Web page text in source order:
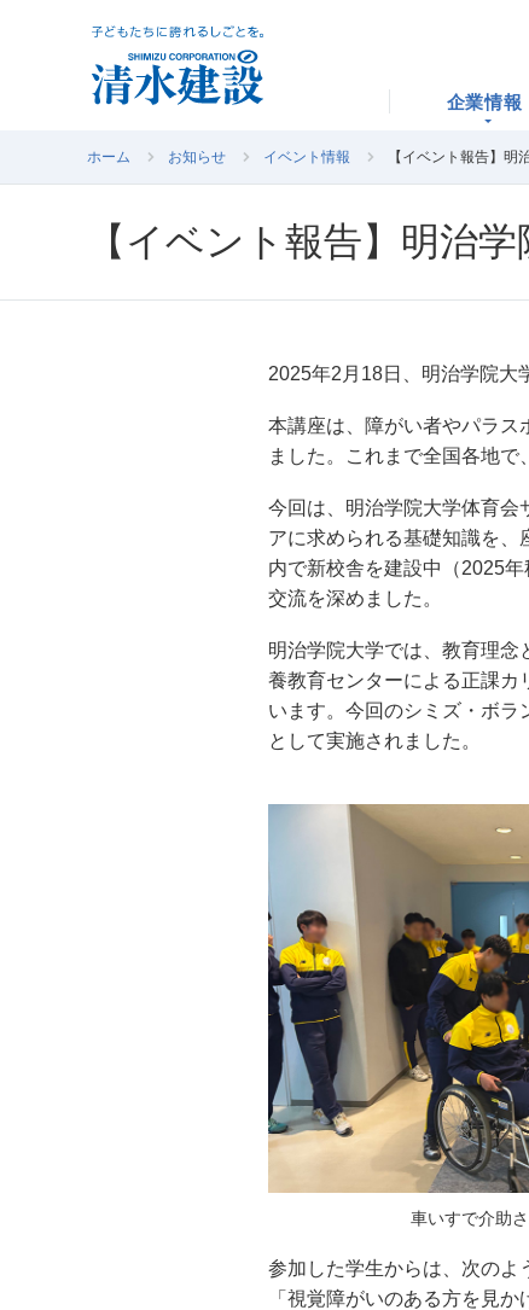
企業情報
ホーム お知らせ イベント情報 【イベント報告】
【イベント報告】明治
2025年2月18日、明治学院大
本講座は、障がい者やパラス
ました。これまで全国各地で
今回は、明治学院大学体育会
アに求められる基礎知識を、
内で新校舎を建設中（2025
交流を深めました。
明治学院大学では、教育理念
養教育センターによる正課カ
います。今回のシミズ・ボ
として実施されました。
車いすで介助
参加した学生からは、次のよ
「視覚障がいのある方を見